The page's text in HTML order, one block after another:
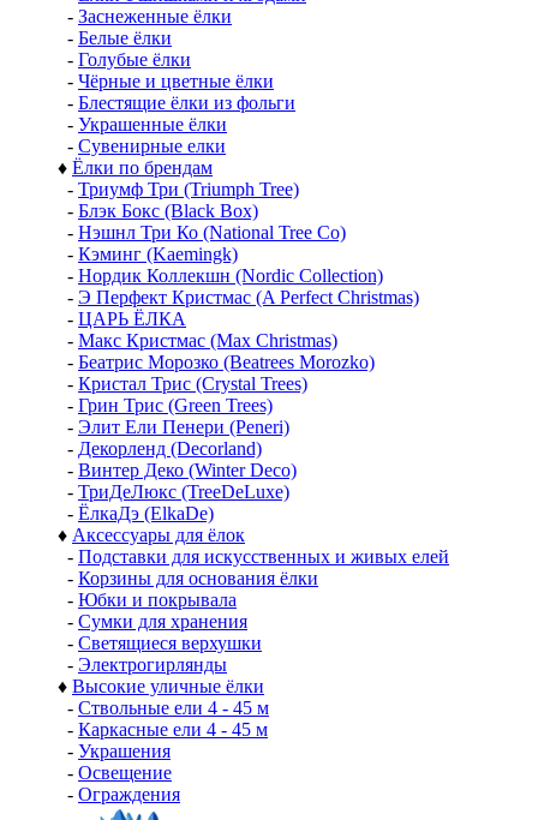
- Заснеженные ёлки
- Белые ёлки
- Голубые ёлки
- Чёрные и цветные ёлки
- Блестящие ёлки из фольги
- Украшенные ёлки
- Сувенирные елки
♦ Ёлки по брендам
- Триумф Три (Triumph Tree)
- Блэк Бокс (Black Box)
- Нэшнл Три Ко (National Tree Co)
- Кэминг (Kaemingk)
- Нордик Коллекшн (Nordic Collection)
- Э Перфект Кристмас (A Perfect Christmas)
- ЦАРЬ ЁЛКА
- Макс Кристмас (Max Christmas)
- Беатрис Морозко (Beatrees Morozko)
- Кристал Трис (Crystal Trees)
- Грин Трис (Green Trees)
- Элит Ели Пенери (Peneri)
- Декорленд (Decorland)
- Винтер Деко (Winter Deco)
- ТриДеЛюкс (TreeDeLuxe)
- ЁлкаДэ (ElkaDe)
♦ Аксессуары для ёлок
- Подставки для искусственных и живых елей
- Корзины для основания ёлки
- Юбки и покрывала
- Сумки для хранения
- Светящиеся верхушки
- Электрогирлянды
♦ Высокие уличные ёлки
- Ствольные ели 4 - 45 м
- Каркасные ели 4 - 45 м
- Украшения
- Освещение
- Ограждения